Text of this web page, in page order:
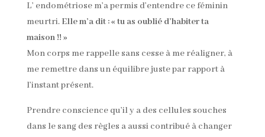
L’ endométriose m’a permis d’entendre ce féminin
meurtri. Elle m’a dit : « tu as oublié d’habiter ta
maison !! »
Mon corps me rappelle sans cesse à me réaligner, à
me remettre dans un équilibre juste par rapport à
l’instant présent.
Prendre conscience qu’il y a des cellules souches
dans le sang des règles a aussi contribué à changer